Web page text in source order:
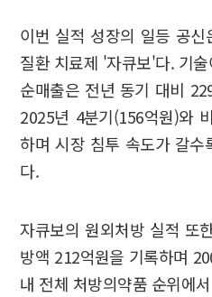
이번 실적 성장의 일등 공
질환 치료제 '자큐보'다. 기
순매출은 전년 동기 대비
2025년 4분기(156억원)와
하며 시장 침투 속도가 갈수
다.
자큐보의 원외처방 실적 또
방액 212억원을 기록하며
내 전체 처방의약품 순위에